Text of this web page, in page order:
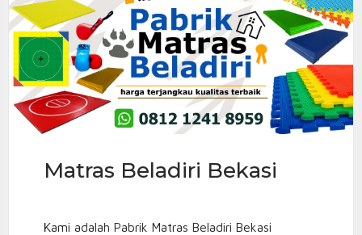
Matras Beladiri Bekasi
Kami adalah Pabrik Matras Beladiri Bekasi